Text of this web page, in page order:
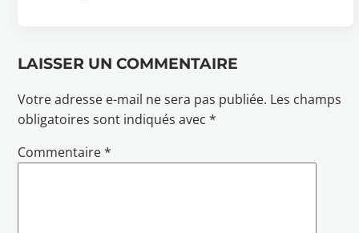
LAISSER UN COMMENTAIRE
Votre adresse e-mail ne sera pas publiée. Les champs
obligatoires sont indiqués avec*
Commentaire*